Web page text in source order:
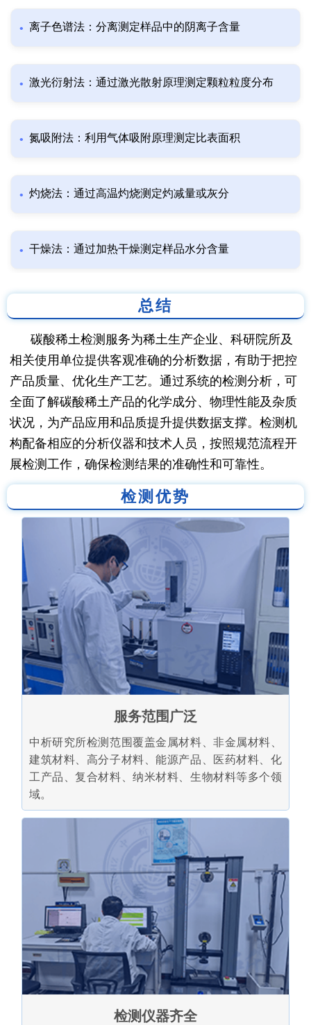
离子色谱法：分离测定样品中的阴离子含量
激光衍射法：通过激光散射原理测定颗粒粒度分布
氮吸附法：利用气体吸附原理测定比表面积
灼烧法：通过高温灼烧测定灼减量或灰分
干燥法：通过加热干燥测定样品水分含量
总结
碳酸稀土检测服务为稀土生产企业、科研院所及
相关使用单位提供客观准确的分析数据，有助于把控
产品质量、优化生产工艺。通过系统的检测分析，可
全面了解碳酸稀土产品的化学成分、物理性能及杂质
状况，为产品应用和品质提升提供数据支撑。检测机
构配备相应的分析仪器和技术人员，按照规范流程开
展检测工作，确保检测结果的准确性和可靠性。
检测优势
服务范围广泛
中析研究所检测范围覆盖金属材料、非金属材料、
建筑材料、高分子材料、能源产品、医药材料、化
工产品、复合材料、纳米材料、生物材料等多个领
域。
检测仪器齐全